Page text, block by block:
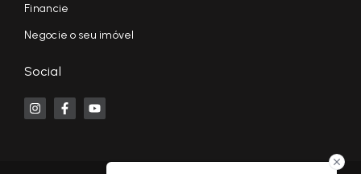
Financie
Negocie o seu imóvel
Social